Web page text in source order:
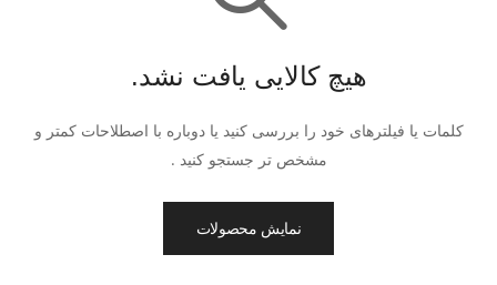
هیچ کالایی یافت نشد.
کلمات یا فیلترهای خود را بررسی کنید یا دوباره با اصطلاحات کمتر و
مشخص تر جستجو کنید .
نمایش محصولات